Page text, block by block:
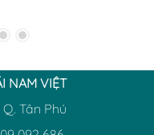
NAM VIỆT
Tân Phú